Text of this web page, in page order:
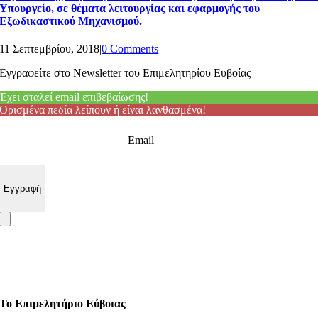
Υπουργείο, σε θέματα λειτουργίας και εφαρμογής του
Εξωδικαστικού Μηχανισμού.
11 Σεπτεμβρίου, 2018|0 Comments
Εγγραφείτε στο Newsletter του Επιμελητηρίου Ευβοίας
Έχει σταλεί email επιβεβαίωσης!
Ορισμένα πεδία λείπουν ή είναι λανθασμένα!
Email
Το Επιμελητήριο Εύβοιας